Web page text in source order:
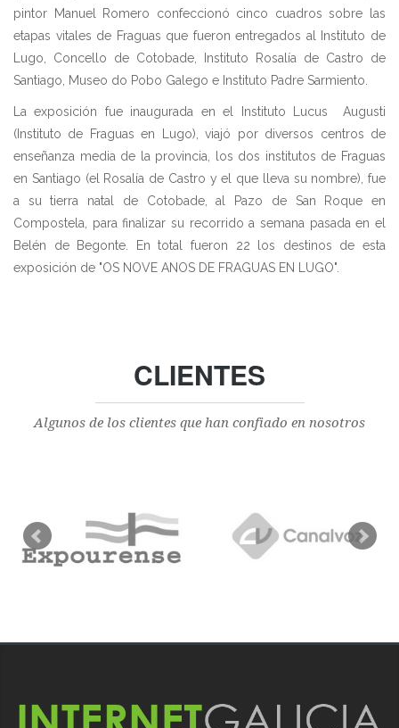
pintor Manuel Romero confeccionó cinco cuadros sobre las
etapas vitales de Fraguas que fueron entregados al Instituto de
Lugo, Concello de Cotobade, Instituto Rosalía de Castro de
Santiago, Museo do Pobo Galego e Instituto Padre Sarmiento.
La exposición fue inaugurada en el Instituto Lucus Augusti
(Instituto de Fraguas en Lugo), viajó por diversos centros de
enseñanza media de la provincia, los dos institutos de Fraguas
en Santiago (el Rosalía de Castro y el que lleva su nombre), fue
a su tierra natal de Cotobade, al Pazo de San Roque en
Compostela, para finalizar su recorrido a semana pasada en el
Belén de Begonte. En total fueron 22 los destinos de esta
exposición de "OS NOVE ANOS DE FRAGUAS EN LUGO".
CLIENTES
Algunos de los clientes que han confiado en nosotros